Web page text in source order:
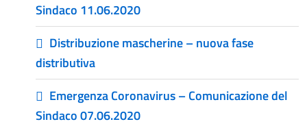
Sindaco 11.06.2020
Distribuzione mascherine – nuova fase
distributiva
Emergenza Coronavirus – Comunicazione del
Sindaco 07.06.2020